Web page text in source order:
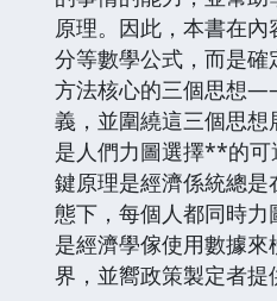
原理。因此，本書在
分等數學公式，而是
方法核心的三個思想
義，並圍繞這三個思
是人們力圖選擇**的
鍵原理是經濟係統總
態下，每個人都同時
是經濟學傢使用數據
界，並嚮政策製定者提